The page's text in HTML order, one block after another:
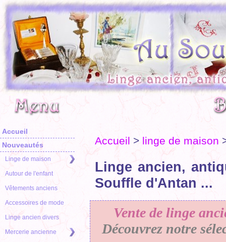
Accueil
Nouveautés
Linge de maison
Autour de l'enfant
Vêtements anciens
Accessoires de mode
Linge ancien divers
Mercerie ancienne
Accueil > linge de maison
Linge ancien,
Souffle d'Antan ...
Vente de linge
Découvrez notre